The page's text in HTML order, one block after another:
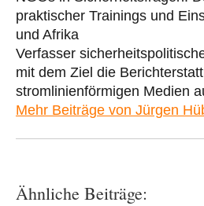
praktischer Trainings und
und Afrika
Verfasser
mit dem Ziel die
stromlinienförmigen Medien
Mehr Beiträge von Jürgen
Ähnliche Beiträge: